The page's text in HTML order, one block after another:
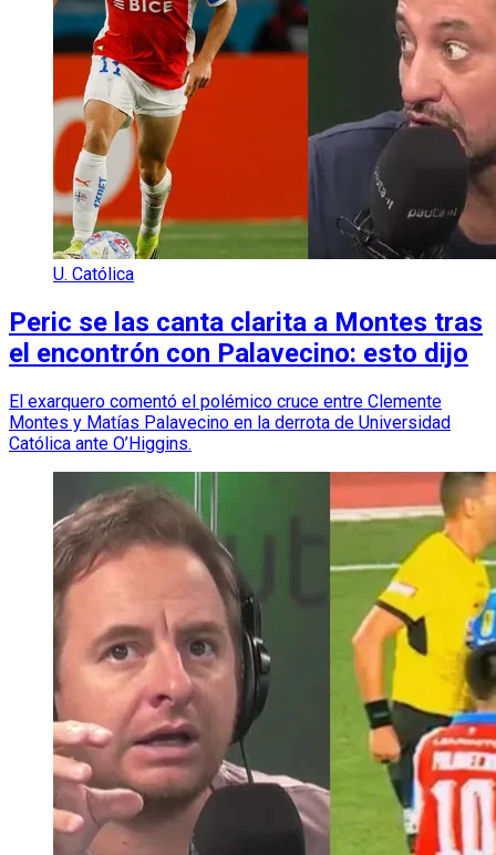
U. Católica
Peric se las canta clarita a Montes tras
el encontrón con Palavecino: esto dijo
El exarquero comentó el polémico cruce entre Clemente
Montes y Matías Palavecino en la derrota de Universidad
Católica ante O’Higgins.